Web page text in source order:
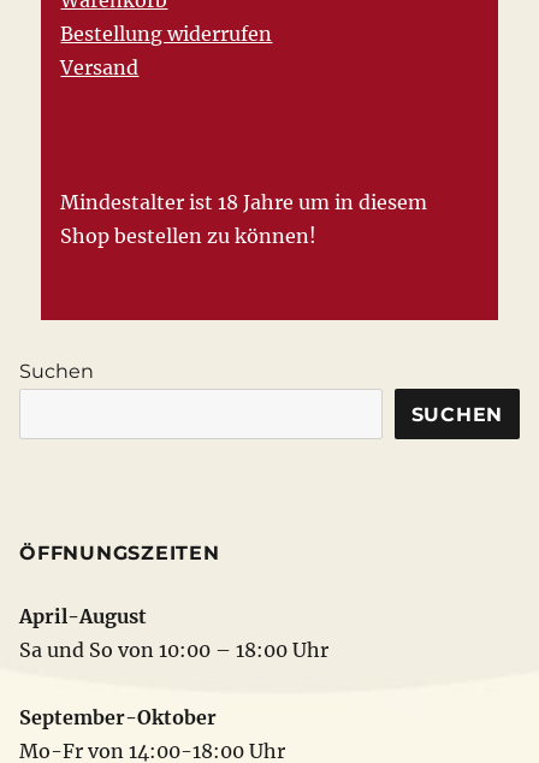
Bestellung widerrufen
Versand
Mindestalter ist 18 Jahre um in diesem
Shop bestellen zu können!
Suchen
SUCHEN
ÖFFNUNGSZEITEN
April-August
Sa und So von 10:00 – 18:00 Uhr
September-Oktober
Mo-Fr von 14:00-18:00 Uhr